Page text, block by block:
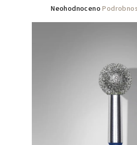
Průměrné
Neohodnoceno